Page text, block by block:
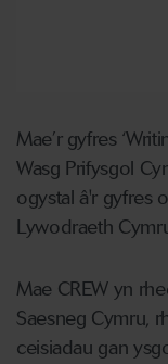
Mae’r gyfres ‘
Wasg Prifysgol
ogystal â'r gyfres
Lywodraeth
Mae CREW yn
Saesneg Cymru,
ceisiadau gan